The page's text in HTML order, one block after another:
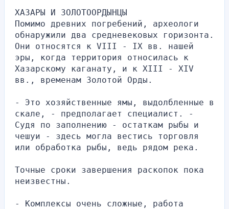
ХАЗАРЫ И ЗОЛОТООРДЫНЦЫ
Помимо древних погребений, археологи
обнаружили два средневековых горизонта.
Они относятся к VIII - IX вв. нашей
эры, когда территория относилась к
Хазарскому каганату, и к XIII - XIV
вв., временам Золотой Орды.
- Это хозяйственные ямы, выдолбленные в
скале, - предполагает специалист. -
Судя по заполнению - остаткам рыбы и
чешуи - здесь могла вестись торговля
или обработка рыбы, ведь рядом река.
Точные сроки завершения раскопок пока
неизвестны.
- Комплексы очень сложные, работа